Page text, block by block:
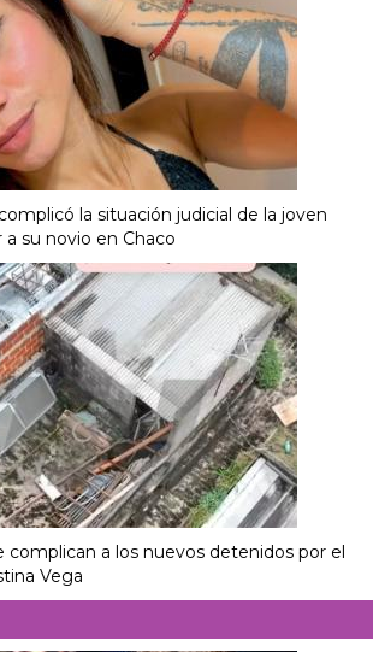
la situación judicial de la joven
su novio en Chaco
complican a los nuevos detenidos por el
Vega